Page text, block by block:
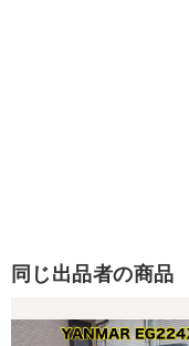
同じ出品者の商品